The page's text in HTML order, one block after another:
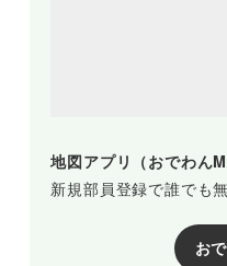
地図アプリ（おでわん
新規部員登録で誰でも
お